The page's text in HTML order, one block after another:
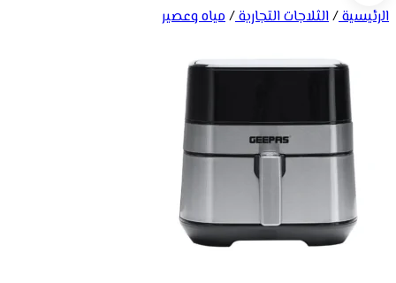
الرئيسية/الثلاجات التجارية/مياه وعصير